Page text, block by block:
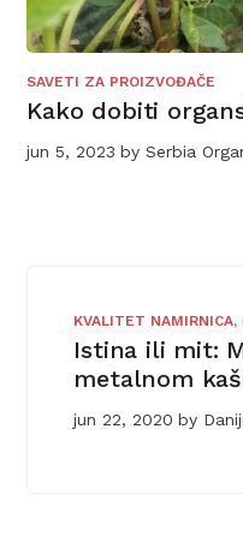
SAVETI ZA PROIZVOĐAČE
Kako dobiti
jun 5, 2023 bySerbia
KVALITET NAMIRNICA,
Istina ili mit:
metalnom
jun 22, 2020 by